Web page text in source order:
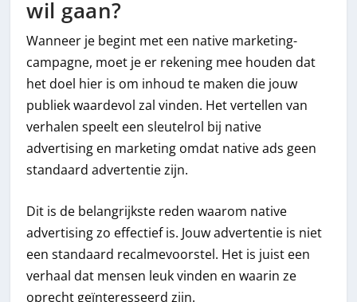
wil gaan?
Wanneer je begint met een native marketing-
campagne, moet je er rekening mee houden dat
het doel hier is om inhoud te maken die jouw
publiek waardevol zal vinden. Het vertellen van
verhalen speelt een sleutelrol bij native
advertising en marketing omdat native ads geen
standaard advertentie zijn.
Dit is de belangrijkste reden waarom native
advertising zo effectief is. Jouw advertentie is niet
een standaard recalmevoorstel. Het is juist een
verhaal dat mensen leuk vinden en waarin ze
oprecht geïnteresseerd zijn.